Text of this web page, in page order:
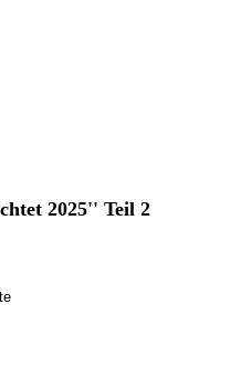
2025'' Teil 2